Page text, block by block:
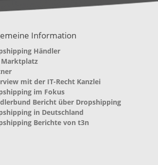
Information
Händler
Marktplatz
mit der IT-Recht Kanzlei
im Fokus
Bericht über Dropshipping
in Deutschland
Berichte von t3n